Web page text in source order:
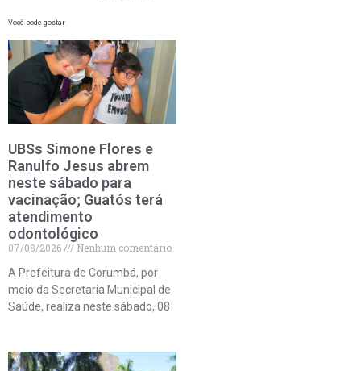
Você pode gostar
UBSs Simone Flores e
Ranulfo Jesus abrem
neste sábado para
vacinação; Guatós terá
atendimento
odontológico
07/08/2026
Nenhum comentário
A Prefeitura de Corumbá, por
meio da Secretaria Municipal de
Saúde, realiza neste sábado, 08